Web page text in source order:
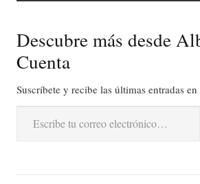
Descubre más desde
Cuenta
Suscríbete y recibe las últimas entradas
Escribe tu correo electrónico…